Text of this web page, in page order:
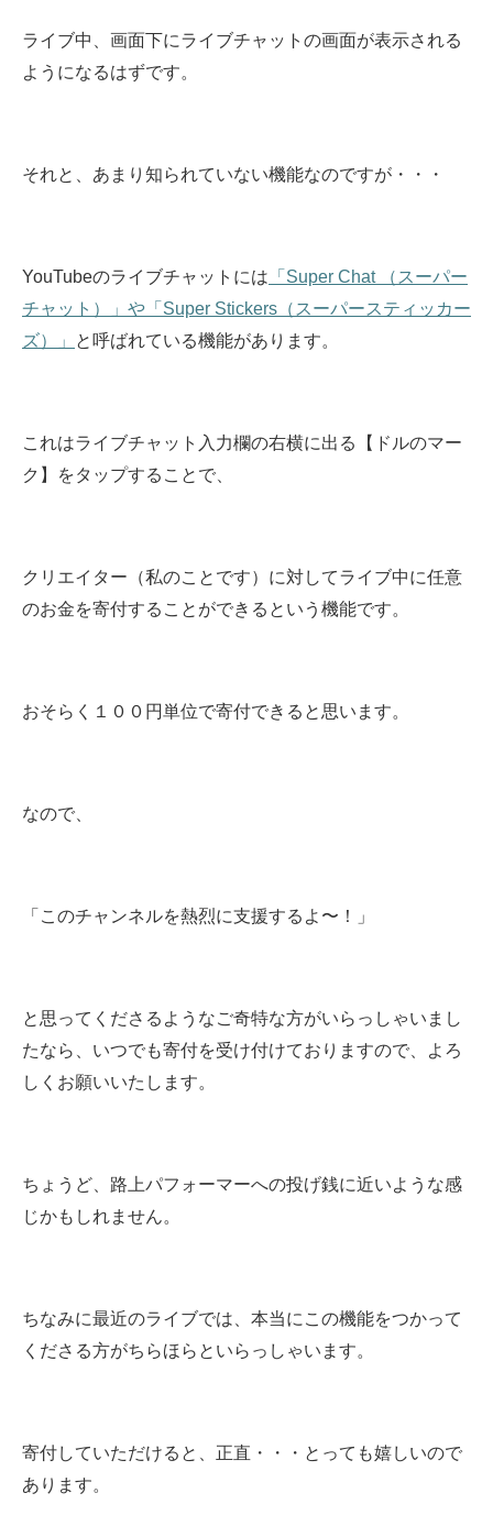
ライブ中、画面下にライブチャットの画面が表示される
ようになるはずです。
それと、あまり知られていない機能なのですが・・・
YouTubeのライブチャットには 「Super Chat （スーパー
チャット）」や「Super Stickers（スーパースティッカー
ズ）」
と呼ばれている機能があります。
これはライブチャット入力欄の右横に出る【ドルのマー
ク】をタップすることで、
クリエイター（私のことです）に対してライブ中に任意
のお金を寄付することができるという機能です。
おそらく１００円単位で寄付できると思います。
なので、
「このチャンネルを熱烈に支援するよ〜！」
と思ってくださるようなご奇特な方がいらっしゃいまし
たなら、いつでも寄付を受け付けておりますので、よろ
しくお願いいたします。
ちょうど、路上パフォーマーへの投げ銭に近いような感
じかもしれません。
ちなみに最近のライブでは、本当にこの機能をつかって
くださる方がちらほらといらっしゃいます。
寄付していただけると、正直・・・とっても嬉しいので
あります。